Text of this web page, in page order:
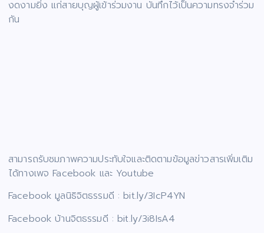
งดงามยิ่ง แก่สายบุญผู้เข้าร่วมงาน บันทึกไว้เป็นความทรงจำร่วม
กัน
สามารถรับชมภาพความประทับใจและติดตามข้อมูลข่าวสารเพิ่มเติม
ได้ทางเพจ Facebook และ Youtube
Facebook มูลนิธิจิตธรรมดี : bit.ly/3IcP4YN
Facebook บ้านจิตธรรมดี : bit.ly/3i8IsA4